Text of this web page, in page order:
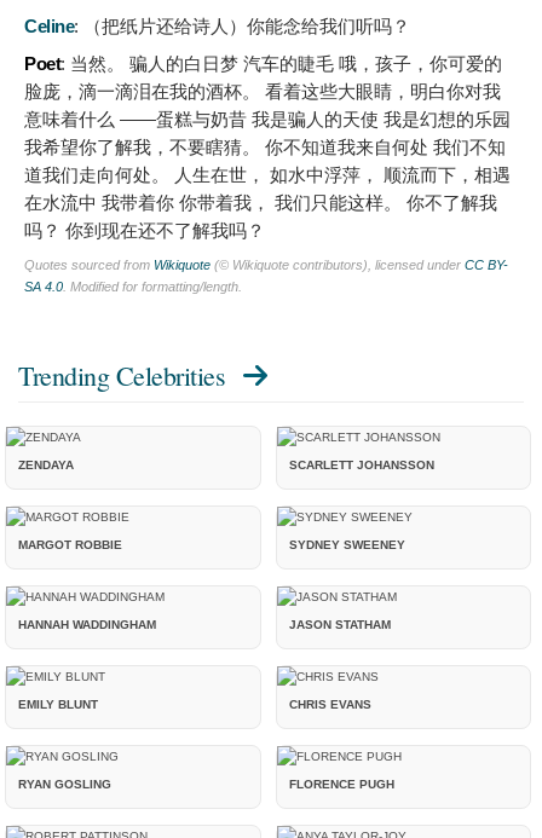
Celine:
（把纸片还给诗人）你能念给我们听吗？
Poet: 当然。 骗人的白日梦 汽车的睫毛 哦，孩子，你可爱的
脸庞，滴一滴泪在我的酒杯。 看着这些大眼睛，明白你对我
意味着什么 ——蛋糕与奶昔 我是骗人的天使 我是幻想的乐园
我希望你了解我，不要瞎猜。 你不知道我来自何处 我们不知
道我们走向何处。 人生在世， 如水中浮萍， 顺流而下，相遇
在水流中 我带着你 你带着我， 我们只能这样。 你不了解我
吗？ 你到现在还不了解我吗？
Quotes sourced from Wikiquote (© Wikiquote contributors), licensed under CC BY-
SA 4.0 . Modified for formatting/length.
Trending Celebrities
ZENDAYA SCARLETT JOHANSSON
MARGOT ROBBIE SYDNEY SWEENEY
HANNAH WADDINGHAM JASON STATHAM
EMILY BLUNT CHRIS EVANS
RYAN GOSLING FLORENCE PUGH